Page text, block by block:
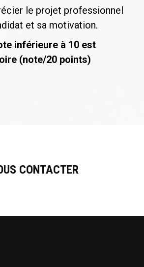
le projet professionnel
et sa motivation.
inférieure à 10 est
(note/20 points)
CONTACTER